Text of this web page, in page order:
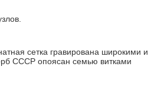
сетка гравирована широкими и
СССР опоясан семью витками